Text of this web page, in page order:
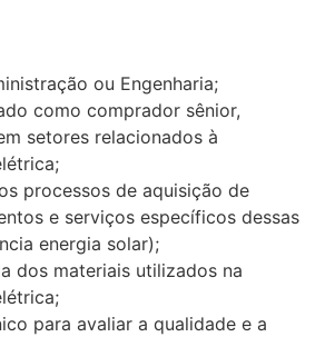
ou Engenharia;
como comprador sênior,
setores relacionados à
processos de aquisição de
e serviços específicos dessas
energia solar);
dos materiais utilizados na
para avaliar a qualidade e a